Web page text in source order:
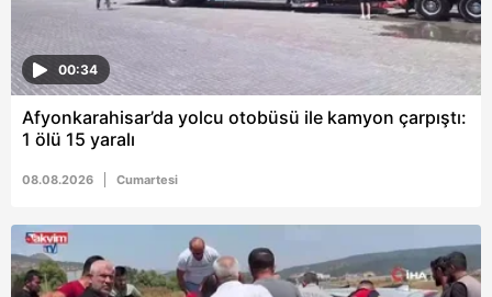
00:34
Afyonkarahisar’da yolcu otobüsü ile kamyon çarpıştı:
1 ölü 15 yaralı
08.08.2026 Cumartesi